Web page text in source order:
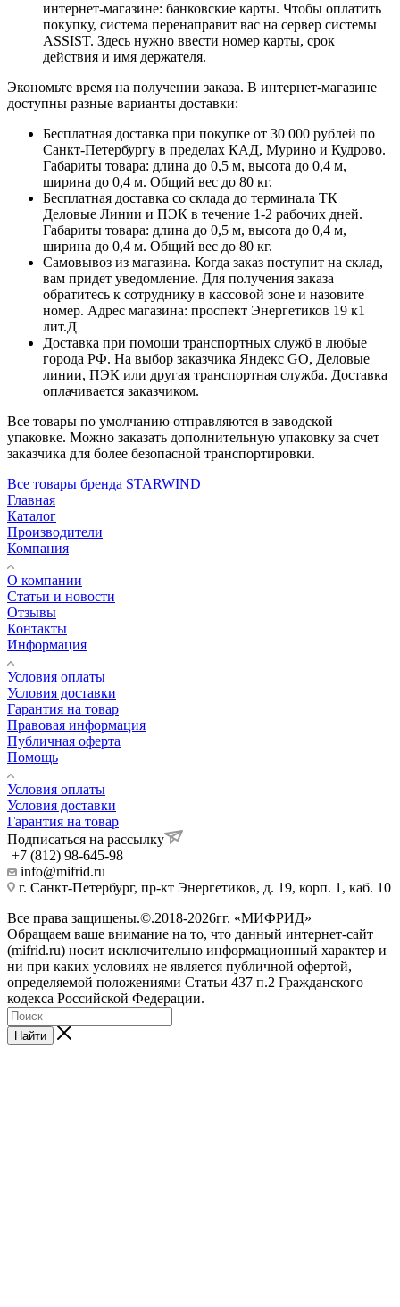
интернет-магазине: банковские карты. Чтобы оплатить
покупку, система перенаправит вас на сервер системы
ASSIST. Здесь нужно ввести номер карты, срок
действия и имя держателя.
Экономьте время на получении заказа. В интернет-магазине
доступны разные варианты доставки:
Бесплатная доставка при покупке от 30 000 рублей по
Санкт-Петербургу в пределах КАД, Мурино и Кудрово.
Габариты товара: длина до 0,5 м, высота до 0,4 м,
ширина до 0,4 м. Общий вес до 80 кг.
Бесплатная доставка со склада до терминала ТК
Деловые Линии и ПЭК в течение 1-2 рабочих дней.
Габариты товара: длина до 0,5 м, высота до 0,4 м,
ширина до 0,4 м. Общий вес до 80 кг.
Самовывоз из магазина. Когда заказ поступит на склад,
вам придет уведомление. Для получения заказа
обратитесь к сотруднику в кассовой зоне и назовите
номер. Адрес магазина: проспект Энергетиков 19 к1
лит.Д
Доставка при помощи транспортных служб в любые
города РФ. На выбор заказчика Яндекс GO, Деловые
линии, ПЭК или другая транспортная служба. Доставка
оплачивается заказчиком.
Все товары по умолчанию отправляются в заводской
упаковке. Можно заказать дополнительную упаковку за счет
заказчика для более безопасной транспортировки.
Все товары бренда STARWIND
Главная
Каталог
Производители
Компания
О компании
Статьи и новости
Отзывы
Контакты
Информация
Условия оплаты
Условия доставки
Гарантия на товар
Правовая информация
Публичная оферта
Помощь
Условия оплаты
Условия доставки
Гарантия на товар
Подписаться на рассылку
+7 (812) 98-645-98
info@mifrid.ru
г. Санкт-Петербург, пр-кт Энергетиков, д. 19, корп. 1, каб. 10
Все права защищены.©.2018-2026гг. «МИФРИД»
Обращаем ваше внимание на то, что данный интернет-сайт
(mifrid.ru) носит исключительно информационный характер и
ни при каких условиях не является публичной офертой,
определяемой положениями Статьи 437 п.2 Гражданского
кодекса Российской Федерации.
Найти